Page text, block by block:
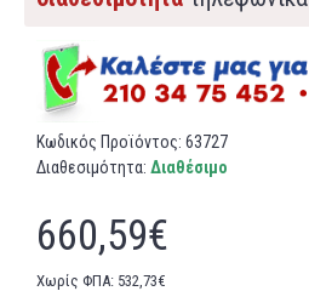
Κωδικός Προϊόντος: 63727
Διαθεσιμότητα: Διαθέσιμο
660,59€
Χωρίς ΦΠΑ: 532,73€